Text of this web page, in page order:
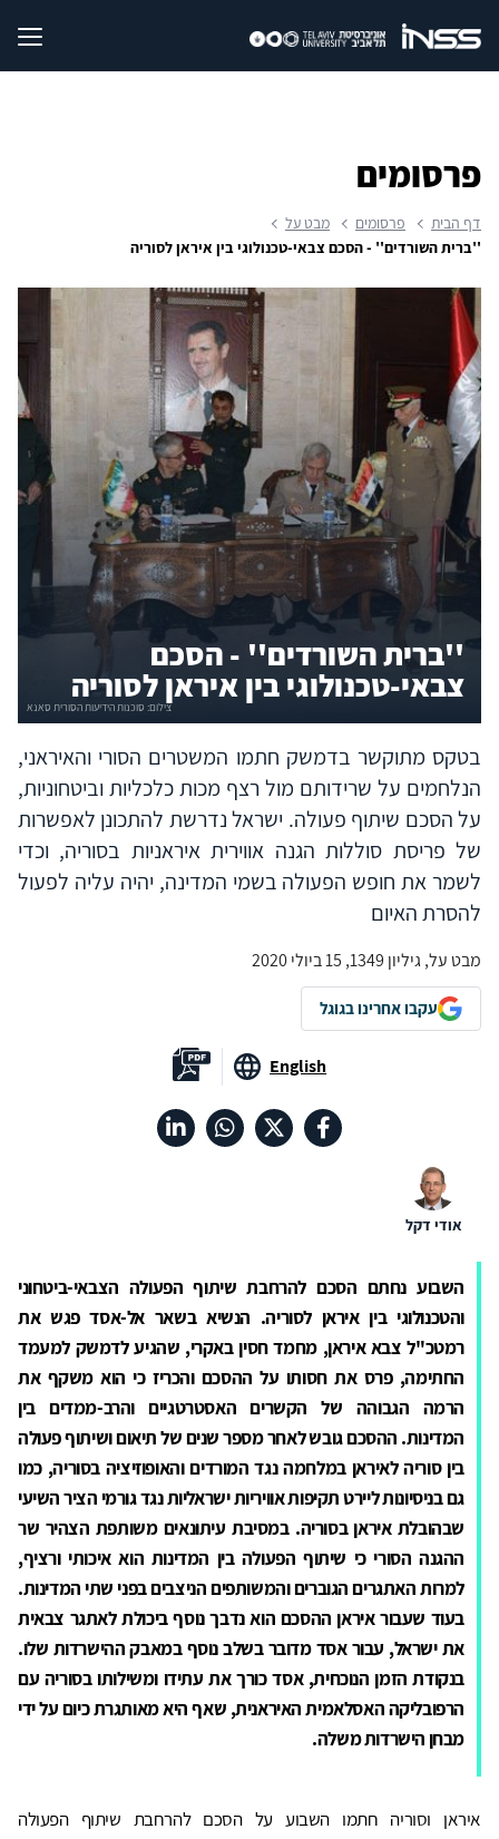
פרסומים
דף הבית פרסומים
מבט על
''ברית השורדים'' - הסכם צבאי-טכנולוגי בין איראן לסוריה
''ברית השורדים'' - הסכם
צבאי-טכנולוגי בין איראן לסוריה
בטקס מתוקשר בדמשק חתמו המשטרים הסורי והאיראני,
הנלחמים על שרידותם מול רצף מכות כלכליות וביטחוניות,
על הסכם שיתוף פעולה. ישראל נדרשת להתכונן לאפשרות
של פריסת סוללות הגנה אווירית איראניות בסוריה, וכדי
לשמר את חופש הפעולה בשמי המדינה, יהיה עליה לפעול
להסרת האיום
מבט על, גיליון 1349, 15 ביולי 2020
עקבו אחרינו בגוגל
English
אודי דקל
השבוע נחתם הסכם להרחבת שיתוף הפעולה הצבאי-ביטחוני
והטכנולוגי בין איראן לסוריה. הנשיא בשאר אל-אסד פגש את
רמטכ"ל צבא איראן, מחמד חסין באקרי, שהגיע לדמשק למעמד
החתימה, פרס את חסותו על ההסכם והכריז כי הוא משקף את
הרמה הגבוהה של הקשרים האסטרטגיים והרב-ממדים בין
המדינות. ההסכם גובש לאחר מספר שנים של תיאום ושיתוף פעולה
בין סוריה לאיראן במלחמה נגד המורדים והאופוזיציה בסוריה, כמו
גם בניסיונות ליירט תקיפות אוויריות ישראליות נגד גורמי הציר השיעי
שבהובלת איראן בסוריה. במסיבת עיתונאים משותפת הצהיר שר
ההגנה הסורי כי שיתוף הפעולה בין המדינות הוא איכותי ורציף,
למרות האתגרים הגוברים והמשותפים הניצבים בפני שתי המדינות.
בעוד שעבור איראן ההסכם הוא נדבך נוסף ביכולת לאתגר צבאית
את ישראל, עבור אסד מדובר בשלב נוסף במאבק ההישרדות שלו.
בנקודת הזמן הנוכחית, אסד כורך את עתידו ומשילותו בסוריה עם
הרפובליקה האסלאמית האיראנית, שאף היא מאותגרת כיום על ידי
מבחן הישרדות משלה.
איראן וסוריה חתמו השבוע על הסכם להרחבת שיתוף הפעולה